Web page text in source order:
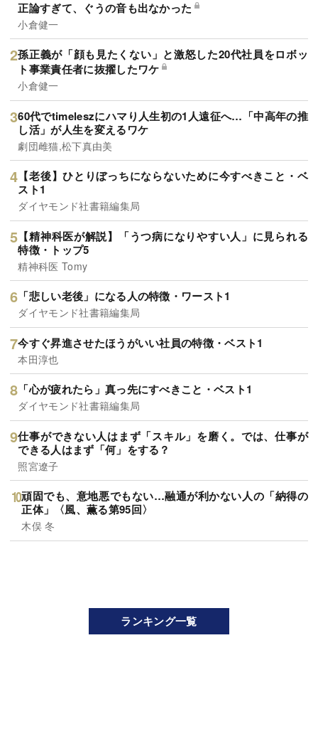
正論すぎて、ぐうの音も出なかった
小倉健一
孫正義が「顔も見たくない」と激怒した20代社員をロボッ
ト事業責任者に抜擢したワケ
小倉健一
60代でtimeleszにハマり人生初の1人遠征へ…「中高年の推
し活」が人生を変えるワケ
劇団雌猫,松下真由美
【老後】ひとりぼっちにならないために今すべきこと・ベ
スト1
ダイヤモンド社書籍編集局
【精神科医が解説】「うつ病になりやすい人」に見られる
特徴・トップ5
精神科医 Tomy
「悲しい老後」になる人の特徴・ワースト1
ダイヤモンド社書籍編集局
今すぐ昇進させたほうがいい社員の特徴・ベスト1
本田淳也
「心が疲れたら」真っ先にすべきこと・ベスト1
ダイヤモンド社書籍編集局
仕事ができない人はまず「スキル」を磨く。では、仕事が
できる人はまず「何」をする？
照宮遼子
頑固でも、意地悪でもない…融通が利かない人の「納得の
正体」〈風、薫る第95回〉
木俣 冬
ランキング一覧